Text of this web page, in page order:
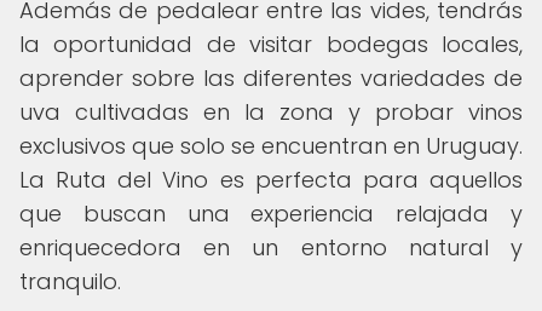
Además de pedalear entre las vides, tendrás
la oportunidad de visitar bodegas locales,
aprender sobre las diferentes variedades de
uva cultivadas en la zona y probar vinos
exclusivos que solo se encuentran en Uruguay.
La Ruta del Vino es perfecta para aquellos
que buscan una experiencia relajada y
enriquecedora en un entorno natural y
tranquilo.